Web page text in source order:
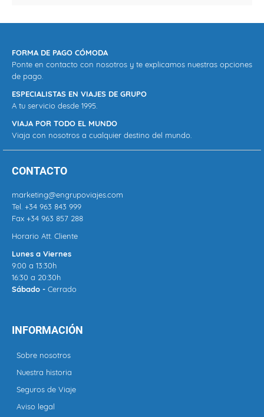
FORMA DE PAGO CÓMODA
Ponte en contacto con nosotros y te explicamos nuestras opciones
de pago.
ESPECIALISTAS EN VIAJES DE GRUPO
A tu servicio desde 1995.
VIAJA POR TODO EL MUNDO
Viaja con nosotros a cualquier destino del mundo.
CONTACTO
marketing@engrupoviajes.com
Tel. +34 963 843 999
Fax +34 963 857 288
Horario Att. Cliente
Lunes a Viernes
9:00 a 13:30h
16:30 a 20:30h
Sábado - Cerrado
INFORMACIÓN
Sobre nosotros
Nuestra historia
Seguros de Viaje
Aviso legal